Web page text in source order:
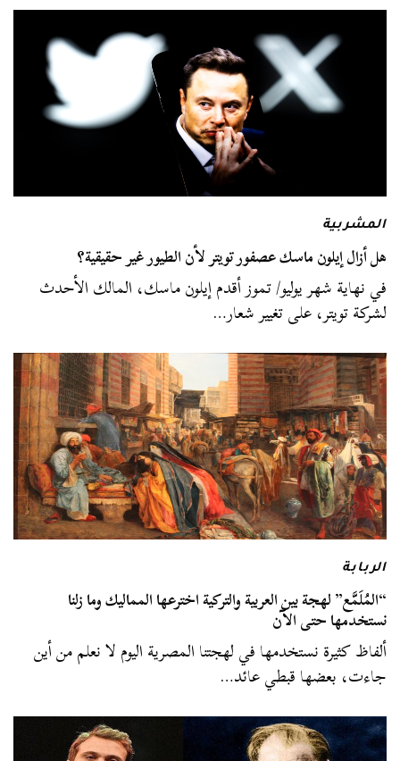
المشربية
هل أزال إيلون ماسك عصفور تويتر لأن الطيور غير حقيقية؟
في نهاية شهر يوليو/ تموز أقدم إيلون ماسك، المالك الأحدث
لشركة تويتر، على تغيير شعار…
الربابة
“المُلَمَّع” لهجة بين العربية والتركية اخترعها المماليك وما زلنا
نستخدمها حتى الآن
ألفاظ كثيرة نستخدمها في لهجتنا المصرية اليوم لا نعلم من أين
جاءت، بعضها قبطي عائد…